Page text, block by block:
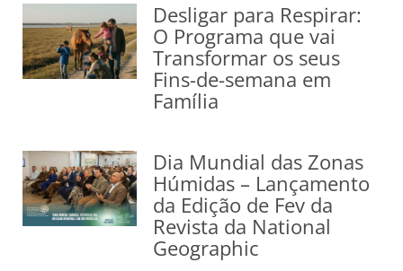
Desligar para Respirar:
O Programa que vai
Transformar os seus
Fins-de-semana em
Família
Dia Mundial das Zonas
Húmidas – Lançamento
da Edição de Fev da
Revista da National
Geographic